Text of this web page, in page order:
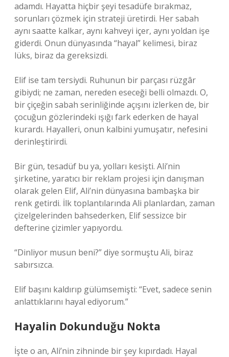
adamdı. Hayatta hiçbir şeyi tesadüfe bırakmaz,
sorunları çözmek için strateji üretirdi. Her sabah
aynı saatte kalkar, aynı kahveyi içer, aynı yoldan işe
giderdi. Onun dünyasında “hayal” kelimesi, biraz
lüks, biraz da gereksizdi.
Elif ise tam tersiydi. Ruhunun bir parçası rüzgâr
gibiydi; ne zaman, nereden eseceği belli olmazdı. O,
bir çiçeğin sabah serinliğinde açışını izlerken de, bir
çocuğun gözlerindeki ışığı fark ederken de hayal
kurardı. Hayalleri, onun kalbini yumuşatır, nefesini
derinleştirirdi.
Bir gün, tesadüf bu ya, yolları kesişti. Ali’nin
şirketine, yaratıcı bir reklam projesi için danışman
olarak gelen Elif, Ali’nin dünyasına bambaşka bir
renk getirdi. İlk toplantılarında Ali planlardan, zaman
çizelgelerinden bahsederken, Elif sessizce bir
defterine çizimler yapıyordu.
“Dinliyor musun beni?” diye sormuştu Ali, biraz
sabırsızca.
Elif başını kaldırıp gülümsemişti: “Evet, sadece senin
anlattıklarını hayal ediyorum.”
Hayalin Dokunduğu Nokta
İşte o an, Ali’nin zihninde bir şey kıpırdadı. Hayal